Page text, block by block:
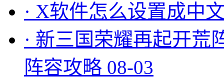
· X软件怎么设置成中
· 新三国荣耀再起开荒
阵容攻略 08-03